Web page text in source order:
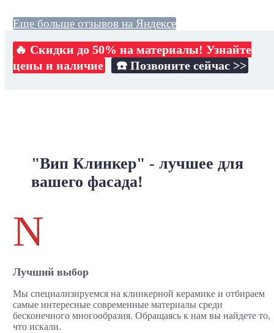
Еще больше отзывов на Яндексе
🔥 Скидки до 50% на материалы! Узнайте
цены и наличие
☎️ Позвоните сейчас >>
"Вип Клинкер" - лучшее для
вашего фасада!
N
Лучший выбор
Мы специализируемся на клинкерной керамике и отбираем
самые интересные современные материалы среди
бесконечного многообразия. Обращаясь к нам вы найдете то,
что искали.